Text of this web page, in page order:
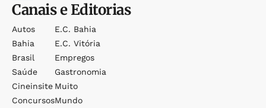
Canais e Editorias
Autos
Bahia
Brasil
Saúde
Cineinsite
Concursos
E.c. Bahia
E.c. Vitória
Empregos
Gastronomia
Muito
Mundo